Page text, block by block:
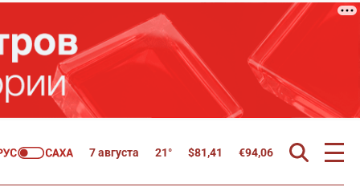
7 августа 21° $81,41 €94,06